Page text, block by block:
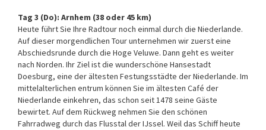
Tag 3 (Do): Arnhem (38 oder 45 km)
Heute führt Sie Ihre Radtour noch einmal durch die Niederlande.
Auf dieser morgendlichen Tour unternehmen wir zuerst eine
Abschiedsrunde durch die Hoge Veluwe. Dann geht es weiter
nach Norden. Ihr Ziel ist die wunderschöne Hansestadt
Doesburg, eine der ältesten Festungsstädte der Niederlande. Im
mittelalterlichen entrum können Sie im ältesten Café der
Niederlande einkehren, das schon seit 1478 seine Gäste
bewirtet. Auf dem Rückweg nehmen Sie den schönen
Fahrradweg durch das Flusstal der IJssel. Weil das Schiff heute